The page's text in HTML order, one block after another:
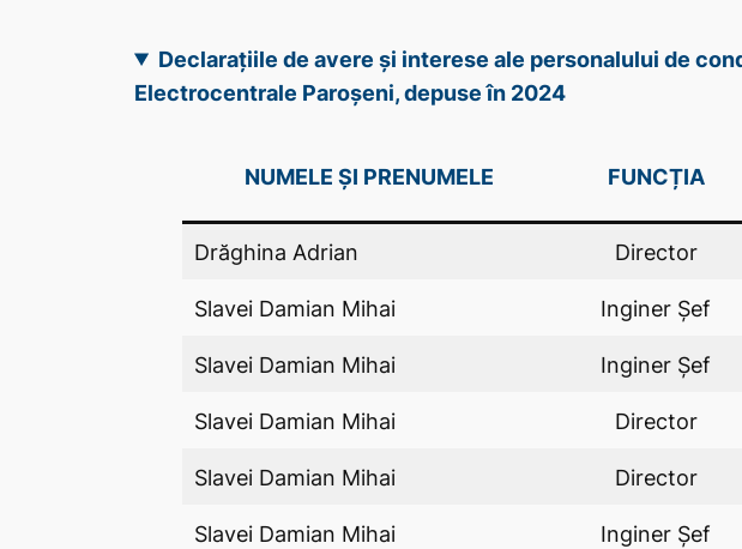
Declarațiile de avere și interese ale personalului de
Electrocentrale Paroșeni, depuse în 2024
NUMELE ȘI PRENUMELE FUNCȚIA
Drăghina Adrian Director
Slavei Damian Mihai Inginer Șef
Slavei Damian Mihai Inginer Șef
Slavei Damian Mihai Director
Slavei Damian Mihai Director
Slavei Damian Mihai Inginer Șef